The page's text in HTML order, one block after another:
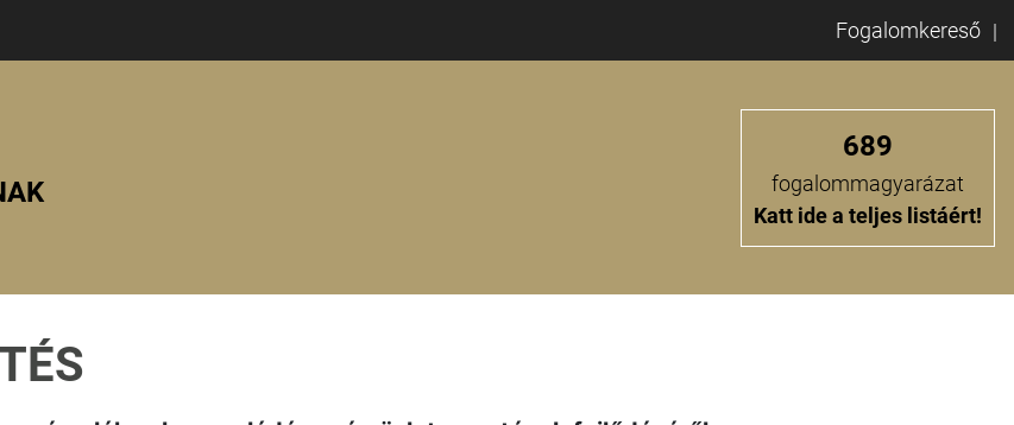
Fogalomkereső
689
fogalommagyarázat
Katt ide a teljes listáért!